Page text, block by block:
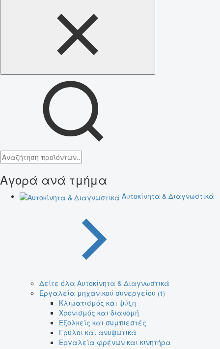
Αγορά ανά τμήμα
Αυτοκίνητα & Διαγνωστικά
Δείτε όλα Αυτοκίνητα & Διαγνωστικά
Εργαλεία μηχανικού συνεργείου (1)
Κλιματισμός και ψύξη
Χρονισμός και διανομή
Εξολκείς και συμπιεστές
Γρύλοι και ανυψωτικά
Εργαλεία φρένων και κινητήρα